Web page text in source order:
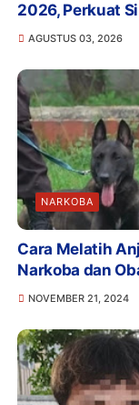
2026, Perkuat
AGUSTUS 03, 2026
NARKOBA
Cara Melatih
Narkoba dan
NOVEMBER 21, 2024